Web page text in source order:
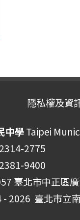
隱私權及資
中學Taipei
2775
9400
臺北市中正區
- 2026 臺北市立